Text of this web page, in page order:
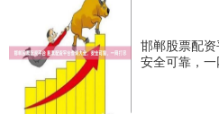
邯郸股票配
安全可靠，